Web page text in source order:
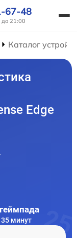
67-48
до 21:00
Каталог
Edge
35 минут